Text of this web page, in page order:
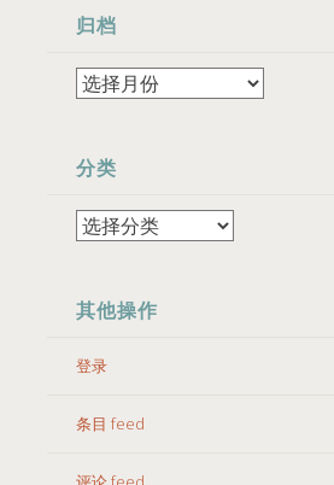
归档
分类
其他操作
登录
条目 feed